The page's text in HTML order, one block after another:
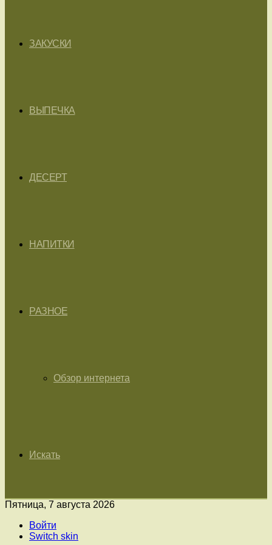
ЗАКУСКИ
ВЫПЕЧКА
ДЕСЕРТ
НАПИТКИ
РАЗНОЕ
Обзор интернета
Искать
Пятница, 7 августа 2026
Войти
Switch skin